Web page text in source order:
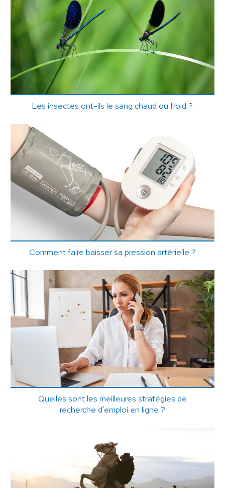
Les insectes ont-ils le sang chaud ou froid ?
Comment faire baisser sa pression artérielle ?
Quelles sont les meilleures stratégies de
recherche d'emploi en ligne ?